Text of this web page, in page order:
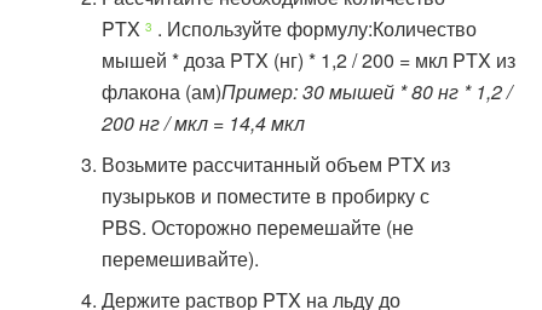
PTX 3 . Используйте формулу:Количество
мышей * доза PTX (нг) * 1,2 / 200 = мкл PTX из
флакона (ам)Пример: 30 мышей * 80 нг * 1,2 /
200 нг / мкл = 14,4 мкл
Возьмите рассчитанный объем PTX из
пузырьков и поместите в пробирку с
PBS. Осторожно перемешайте (не
перемешивайте).
Держите раствор PTX на льду до